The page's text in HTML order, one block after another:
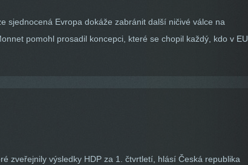
sjednocená Evropa dokáže zabránit další ničivé válce na
pomohl prosadil koncepci, které se chopil každý, kdo v EU
zveřejnily výsledky HDP za 1. čtvrtletí, hlásí Česká republika